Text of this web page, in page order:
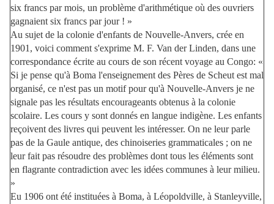
six francs par mois, un problème d'arithmétique où des ouvriers
gagnaient six francs par jour ! »
Au sujet de la colonie d'enfants de Nouvelle-Anvers, crée en
1901, voici comment s'exprime M. F. Van der Linden, dans une
correspondance écrite au cours de son récent voyage au Congo: «
Si je pense qu'à Boma l'enseignement des Pères de Scheut est mal
organisé, ce n'est pas un motif pour qu'à Nouvelle-Anvers je ne
signale pas les résultats encourageants obtenus à la colonie
scolaire. Les cours y sont donnés en langue indigène. Les enfants
reçoivent des livres qui peuvent les intéresser. On ne leur parle
pas de la Gaule antique, des chinoiseries grammaticales ; on ne
leur fait pas résoudre des problèmes dont tous les éléments sont
en flagrante contradiction avec les idées communes à leur milieu.
»
Eu 1906 ont été instituées à Boma, à Léopoldville, à Stanleyville,